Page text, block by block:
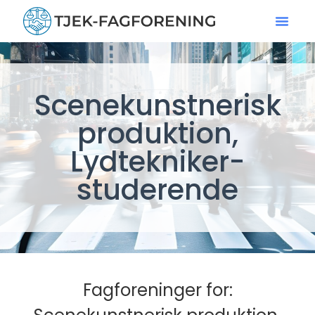
Scenekunstnerisk
produktion,
Lydtekniker-
studerende
Fagforeninger for: